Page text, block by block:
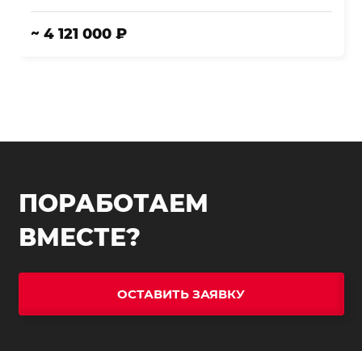
~ 4 121 000 ₽
ПОРАБОТАЕМ
ВМЕСТЕ?
ОСТАВИТЬ ЗАЯВКУ